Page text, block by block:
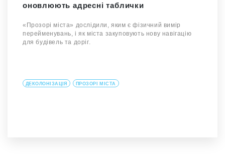
оновлюють адресні таблички
«Прозорі міста» дослідили, яким є фізичний вимір
перейменувань, і як міста закуповують нову навігацію
для будівель та доріг.
ДЕКОЛОНІЗАЦІЯ ПРОЗОРІ МІСТА